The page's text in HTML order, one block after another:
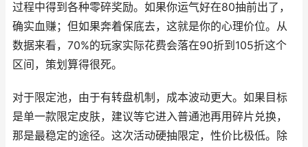
过程中得到各种零碎奖励。如果你运气好在80抽前出了，
确实血赚；但如果奔着保底去，这就是你的心理价位。从
数据来看，70%的玩家实际花费会落在90折到105折这个
区间，策划算得很死。
对于限定池，由于有转盘机制，成本波动更大。如果目标
是单一款限定皮肤，建议等它进入普通池再用碎片兑换，
那是最稳定的途径。这次活动硬抽限定，性价比极低。除